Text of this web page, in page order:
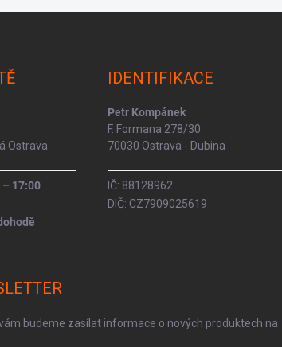
Ostrava
– 17:00
IDENTIFIKACE
Petr Kompánek
F. Formana 278/30
70030 Ostrava - Dubina
IČ: 88128962
DIČ: CZ7909025619
budeme zasílat informace o nových produktech na